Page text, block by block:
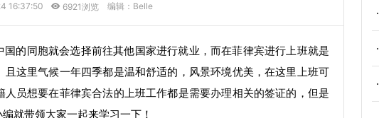
16:37:50 6921浏览 编辑：Belle
的同胞就会选择前往其他国家进行就业，而在菲律宾进行上班就是
这里气候一年四季都是温和舒适的，风景环境优美，在这里上班可
员想要在菲律宾合法的上班工作都是需要办理相关的签证的，但是
就带领大家一起来学习一下！